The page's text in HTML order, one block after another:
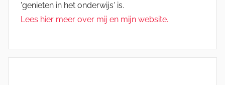
'genieten in het onderwijs' is.
Lees hier meer over mij en mijn website.